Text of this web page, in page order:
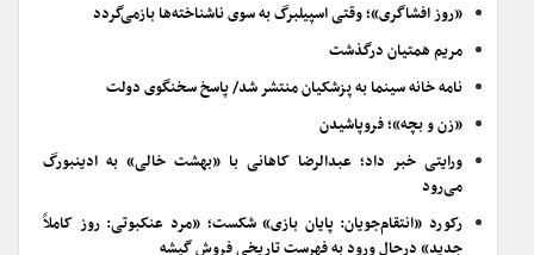
«روز افشاگری»؛ وقتی اسپیلبرگ به سوی ناشناخته‌ها بازمی‌گردد
مریم همتیان درگذشت
نامه خانه سینما به پزشکیان منتشر شد/ پاسخ سخنگوی دولت
«زن و بچه»؛ فروپاشیدن
ورایتی خبر داد؛ عبدالرضا کاهانی با «بهشت خالی» به ادینبورگ
می‌رود
رکورد «انتقام‌جویان: پایان بازی» شکست؛ «مرد عنکبوتی: روز کاملاً
جدید» درحال ورود به فهرست تاریخی فروش گیشه